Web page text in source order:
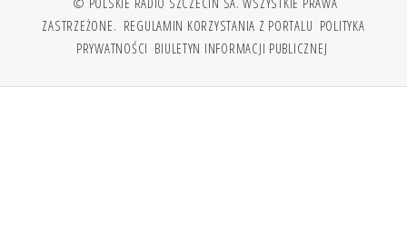
ZASTRZEŻONE. REGULAMIN KORZYSTANIA Z PORTALU POLITYKA
PRYWATNOŚCI BIULETYN INFORMACJI PUBLICZNEJ